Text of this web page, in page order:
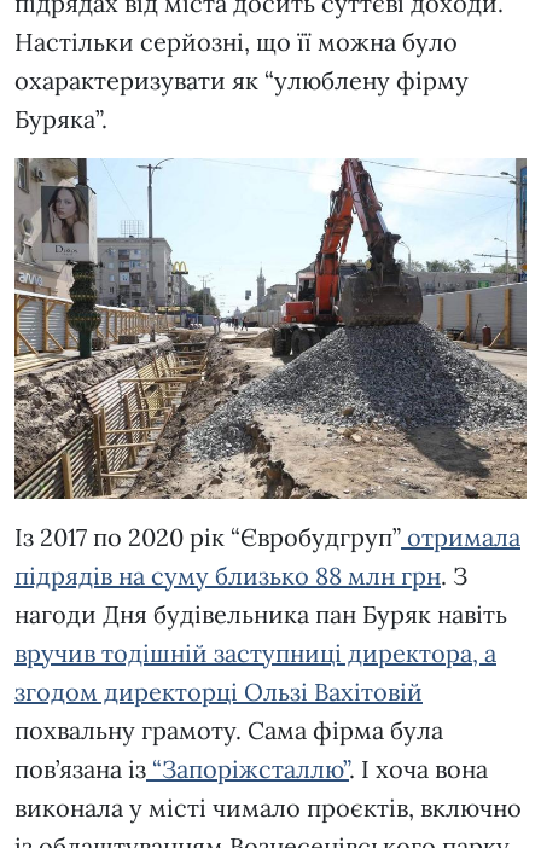
Настільки серйозні, що її можна було
охарактеризувати як “улюблену фірму
Буряка”.
Із 2017 по 2020 рік “Євробудгруп” отримала
підрядів на суму близько 88 млн грн. З
нагоди Дня будівельника пан Буряк навіть
вручив тодішній заступниці директора, а
згодом директорці Ользі Вахітовій
похвальну грамоту. Сама фірма була
пов’язана із “Запоріжсталлю”. І хоча вона
виконала у місті чимало проєктів, включно